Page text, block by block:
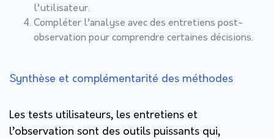
l’utilisateur.
Compléter l’analyse avec des entretiens post-
observation pour comprendre certaines décisions.
Synthèse et complémentarité des méthodes
Les tests utilisateurs, les entretiens et
l’observation sont des outils puissants qui,